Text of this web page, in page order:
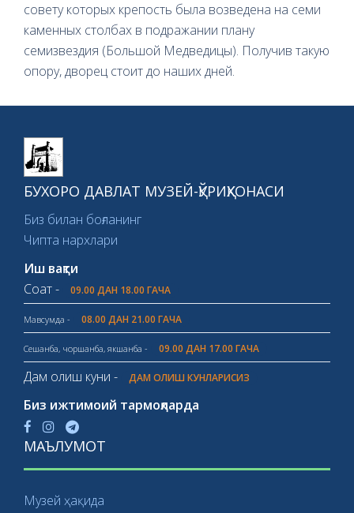
совету которых крепость была возведена на семи
каменных столбах в подражании плану
семизвездия (Большой Медведицы). Получив такую
опору, дворец стоит до наших дней.
БУХОРО ДАВЛАТ МУЗЕЙ-ҚЎРИҚХОНАСИ
Биз билан боғланинг
Чипта нархлари
Иш вақти
Соат -
09.00 ДАН 18.00 ГАЧА
Мавсумда - 08.00 ДАН 21.00 ГАЧА
Сешанба, чоршанба, якшанба - 09.00 ДАН 17.00 ГАЧА
Дам олиш куни - ДАМ ОЛИШ КУНЛАРИСИЗ
Биз ижтимоий тармоқларда
МАЪЛУМОТ
Музей ҳақида